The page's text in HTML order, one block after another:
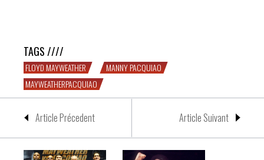
TAGS ////
FLOYD MAYWEATHER
MANNY PACQUIAO
MAYWEATHERPACQUIAO
Article Précedent Article Suivant